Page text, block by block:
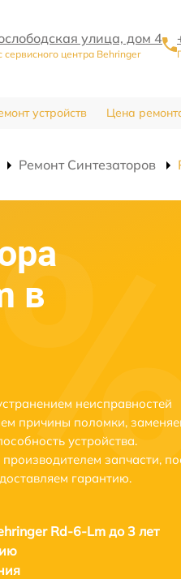
улица, дом 4
сервисного центра Behringer
устройств Цена
Ремонт Синтезаторов
в
неисправностей
причины поломки,
устройства.
запчасти,
гарантию.
Rd-6-Lm до 3 лет